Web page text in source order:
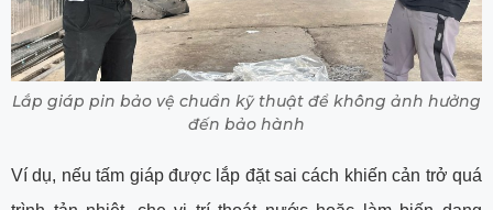
Lắp giáp pin bảo vệ chuẩn kỹ thuật để không ảnh hưởng
đến bảo hành
Ví dụ, nếu tấm giáp được lắp đặt sai cách khiến cản trở quá